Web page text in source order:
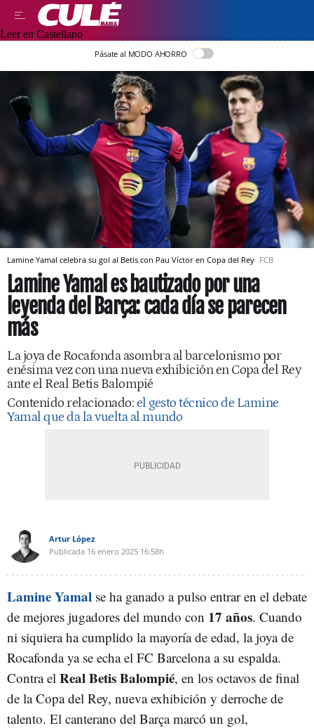
Leer en Castellano
Pásate al MODO AHORRO
Lamine Yamal celebra su gol al Betis con Pau Víctor en Copa del Rey FCB
Lamine Yamal es bautizado por una
leyenda del Barça: cada día se parecen
más
La joya de Rocafonda asombra al barcelonismo por
enésima vez con una nueva exhibición en Copa del Rey
ante el Real Betis Balompié
Contenido relacionado:el gesto técnico de Lamine
Yamal que da la vuelta al mundo
Artur López
Publicada 16 enero 2025 16:58h
Lamine Yamal se ha ganado a pulso entrar en el debate
de mejores jugadores del mundo con 17 años. Cuando
ni siquiera ha cumplido la mayoría de edad, la joya de
Rocafonda ya se echa el FC Barcelona a su espalda.
Contra el Real Betis Balompié, en los octavos de final
de la Copa del Rey, nueva exhibición y derroche de
talento. El canterano del Barça marcó un gol,